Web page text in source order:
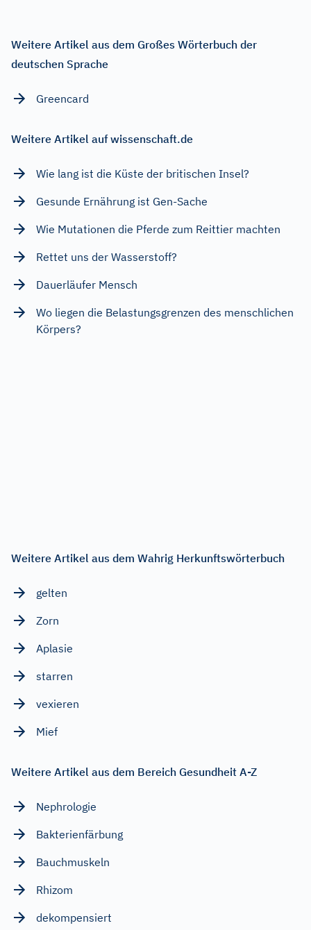
Weitere Artikel aus dem Großes Wörterbuch der
deutschen Sprache
Greencard
Weitere Artikel auf wissenschaft.de
Wie lang ist die Küste der britischen Insel?
Gesunde Ernährung ist Gen-Sache
Wie Mutationen die Pferde zum Reittier machten
Rettet uns der Wasserstoff?
Dauerläufer Mensch
Wo liegen die Belastungsgrenzen des menschlichen
Körpers?
Weitere Artikel aus dem Wahrig Herkunftswörterbuch
gelten
Zorn
Aplasie
starren
vexieren
Mief
Weitere Artikel aus dem Bereich Gesundheit A-Z
Nephrologie
Bakterienfärbung
Bauchmuskeln
Rhizom
dekompensiert